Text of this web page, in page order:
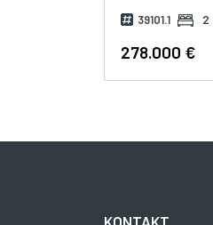
39101.1 2
278.000 €
KONTAKT